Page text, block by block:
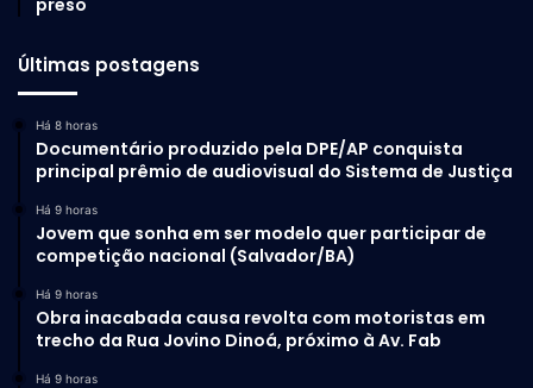
Últimas postagens
Há 8 horas
Documentário produzido pela DPE/AP conquista
principal prêmio de audiovisual do Sistema de Justiça
Há 9 horas
Jovem que sonha em ser modelo quer participar de
competição nacional (Salvador/BA)
Há 9 horas
Obra inacabada causa revolta com motoristas em
trecho da Rua Jovino Dinoá, próximo à Av. Fab
Há 9 horas